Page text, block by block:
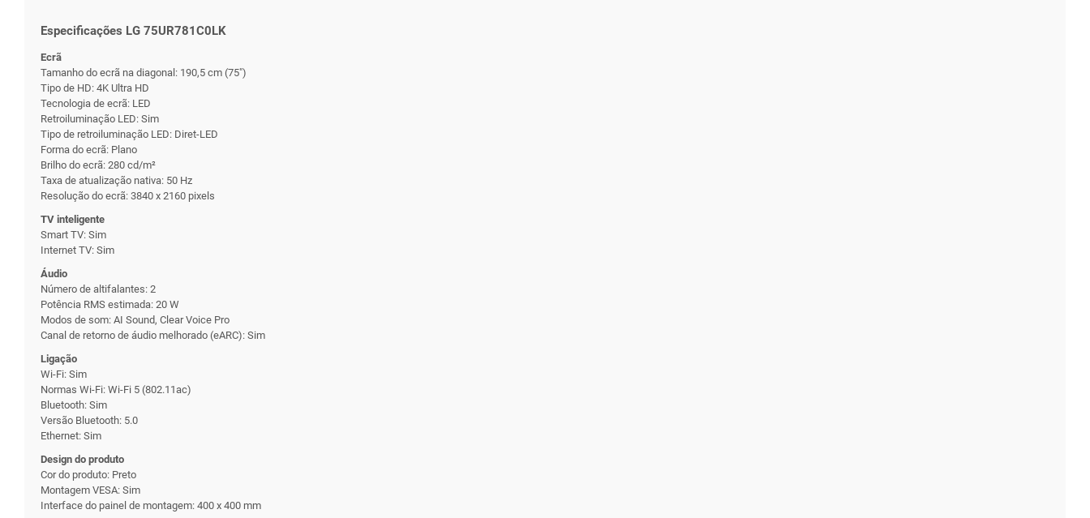
Especificações LG 75UR781C0LK
Ecrã
Tamanho do ecrã na diagonal: 190,5 cm (75")
Tipo de HD: 4K Ultra HD
Tecnologia de ecrã: LED
Retroiluminação LED: Sim
Tipo de retroiluminação LED: Diret-LED
Forma do ecrã: Plano
Brilho do ecrã: 280 cd/m²
Taxa de atualização nativa: 50 Hz
Resolução do ecrã: 3840 x 2160 pixels
TV inteligente
Smart TV: Sim
Internet TV: Sim
Áudio
Número de altifalantes: 2
Potência RMS estimada: 20 W
Modos de som: AI Sound, Clear Voice Pro
Canal de retorno de áudio melhorado (eARC): Sim
Ligação
Wi-Fi: Sim
Normas Wi-Fi: Wi-Fi 5 (802.11ac)
Bluetooth: Sim
Versão Bluetooth: 5.0
Ethernet: Sim
Design do produto
Cor do produto: Preto
Montagem VESA: Sim
Interface do painel de montagem: 400 x 400 mm